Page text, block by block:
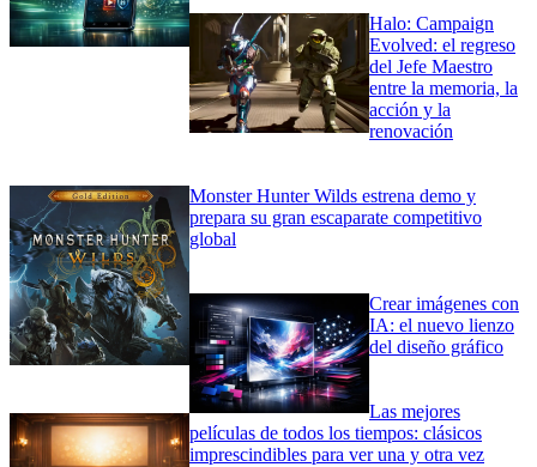
Halo: Campaign
Evolved: el regreso
del Jefe Maestro
entre la memoria, la
acción y la
renovación
Monster Hunter Wilds estrena demo y
prepara su gran escaparate competitivo
global
Crear imágenes con
IA: el nuevo lienzo
del diseño gráfico
Las mejores
películas de todos los tiempos: clásicos
imprescindibles para ver una y otra vez